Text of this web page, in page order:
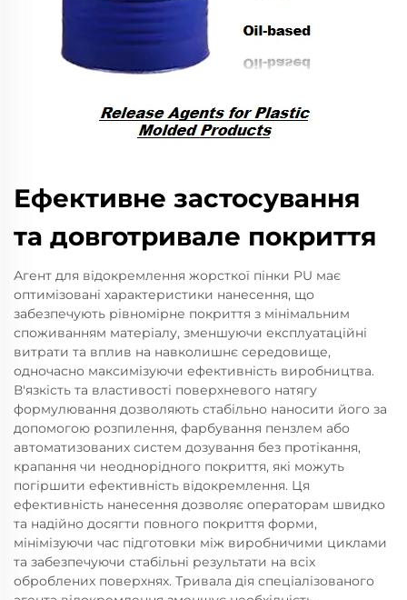
Ефективне застосування
та довготривале покриття
Агент для відокремлення жорсткої пінки PU має
оптимізовані характеристики нанесення, що
забезпечують рівномірне покриття з мінімальним
споживанням матеріалу, зменшуючи експлуатаційні
витрати та вплив на навколишнє середовище,
одночасно максимізуючи ефективність виробництва.
В'язкість та властивості поверхневого натягу
формулювання дозволяють стабільно наносити його за
допомогою розпилення, фарбування пензлем або
автоматизованих систем дозування без протікання,
крапання чи неоднорідного покриття, які можуть
погіршити ефективність відокремлення. Ця
ефективність нанесення дозволяє операторам швидко
та надійно досягти повного покриття форми,
мінімізуючи час підготовки між виробничими циклами
та забезпечуючи стабільні результати на всіх
оброблених поверхнях. Тривала дія спеціалізованого